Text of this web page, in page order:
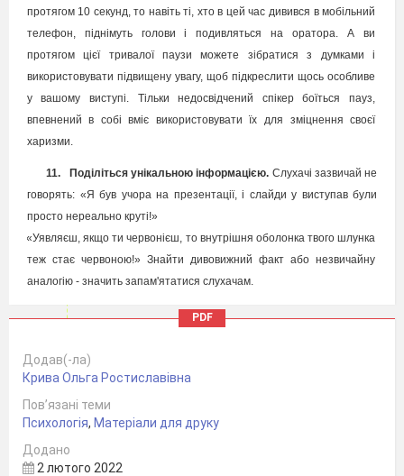
Секретний прийом
протягом 10 секунд, то навіть ті, хто в цей час дивився в мобільний
телефон, піднімуть голови і подивляться на оратора. А ви
протягом цієї тривалої паузи можете зібратися з думками і
використовувати підвищену увагу, щоб підкреслити щось особливе
у вашому виступі. Тільки недосвідчений спікер боїться пауз,
впевнений в собі вміє використовувати їх для зміцнення своєї
харизми.
11. Поділіться унікальною інформацією. Слухачі зазвичай не
говорять: «Я був учора на презентації, і слайди у виступав були
просто нереально круті!»
«Уявляєш, якщо ти червонієш, то внутрішня оболонка твого шлунка
теж стає червоною!» Знайти дивовижний факт або незвичайну
аналогію - значить запам'ятатися слухачам.
Намагайтеся допомагати аудиторії, а не просто
виступу просування продукту,
PDF
Додав(-ла)
Крива Ольга Ростиславівна
Пов’язані теми
Психологія, Матеріали для друку
Додано
2 лютого 2022